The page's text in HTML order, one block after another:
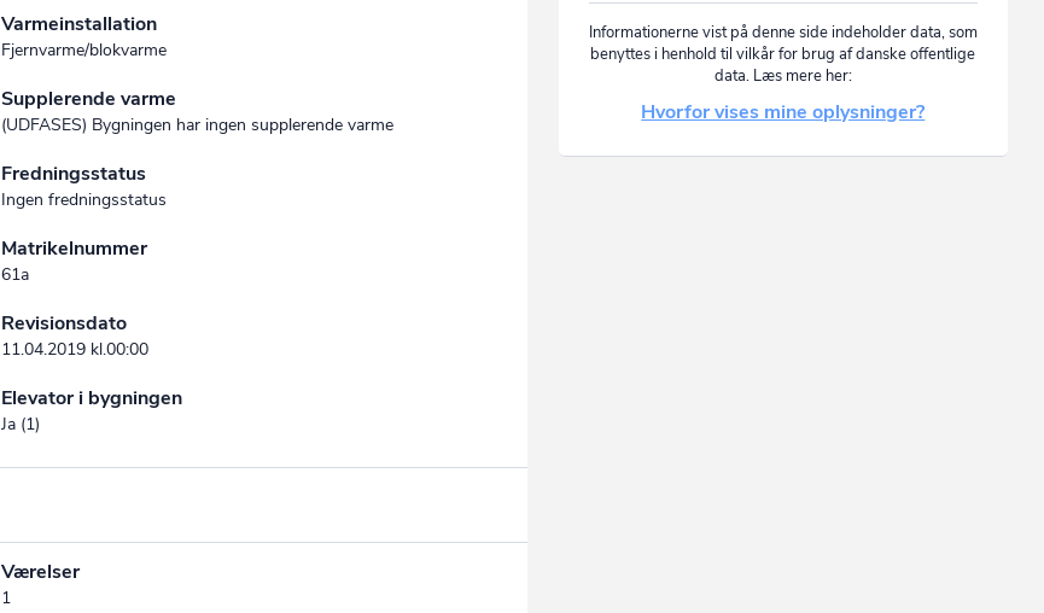
Varmeinstallation
Fjernvarme/blokvarme
Supplerende varme
(UDFASES) Bygningen har ingen supplerende varme
Fredningsstatus
Ingen fredningsstatus
Matrikelnummer
61a
Revisionsdato
11.04.2019 kl.00:00
Elevator i bygningen
Ja (1)
Værelser
1
Informationerne vist på denne side indeholder data, som
benyttes i henhold til vilkår for brug af danske offentlige
data. Læs mere her:
Hvorfor vises mine oplysninger?